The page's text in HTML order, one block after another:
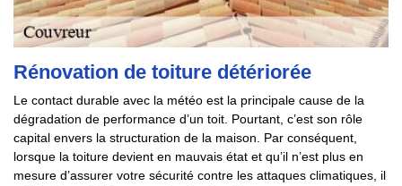
Rénovation de toiture détériorée
Le contact durable avec la météo est la principale cause de la
dégradation de performance d’un toit. Pourtant, c’est son rôle
capital envers la structuration de la maison. Par conséquent,
lorsque la toiture devient en mauvais état et qu’il n’est plus en
mesure d’assurer votre sécurité contre les attaques climatiques, il